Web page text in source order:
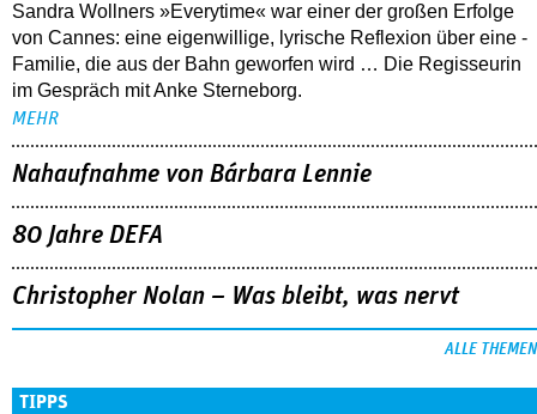
Sandra Wollners »Everytime« war einer der großen Erfolge
von Cannes: eine eigenwillige, lyrische Reflexion über eine ­
Familie, die aus der Bahn geworfen wird … Die Regisseurin
im Gespräch mit Anke Sterneborg.
MEHR
Nahaufnahme von Bárbara Lennie
80 Jahre DEFA
Christopher Nolan – Was bleibt, was nervt
ALLE THEMEN
TIPPS